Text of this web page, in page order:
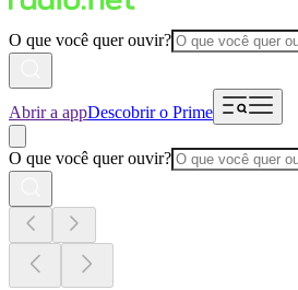
O que você quer ouvir?
Abrir a appDescobrir o Prime
O que você quer ouvir?